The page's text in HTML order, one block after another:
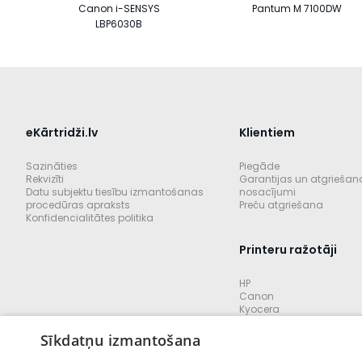
Canon i-SENSYS
LBP6030B
Pantum M 7100DW
eKārtridži.lv
Sazināties
Rekvizīti
Datu subjektu tiesību izmantošanas
procedūras apraksts
Konfidencialitātes politika
Klientiem
Piegāde
Garantijas un
nosacījumi
Preču atgriešana
Printeru ražotāji
HP
Canon
Kyocera
Sīkdatņu izmantošana